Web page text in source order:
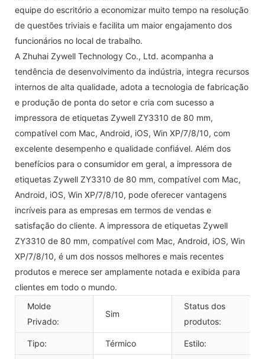
equipe do escritório a economizar muito tempo na resolução
de questões triviais e facilita um maior engajamento dos
funcionários no local de trabalho.
A Zhuhai Zywell Technology Co., Ltd. acompanha a
tendência de desenvolvimento da indústria, integra recursos
internos de alta qualidade, adota a tecnologia de fabricação
e produção de ponta do setor e cria com sucesso a
impressora de etiquetas Zywell ZY3310 de 80 mm,
compatível com Mac, Android, iOS, Win XP/7/8/10, com
excelente desempenho e qualidade confiável. Além dos
benefícios para o consumidor em geral, a impressora de
etiquetas Zywell ZY3310 de 80 mm, compatível com Mac,
Android, iOS, Win XP/7/8/10, pode oferecer vantagens
incríveis para as empresas em termos de vendas e
satisfação do cliente. A impressora de etiquetas Zywell
ZY3310 de 80 mm, compatível com Mac, Android, iOS, Win
XP/7/8/10, é um dos nossos melhores e mais recentes
produtos e merece ser amplamente notada e exibida para
clientes em todo o mundo.
Molde
Privado:
Sim
Status dos
produtos:
Tipo: Térmico Estilo: